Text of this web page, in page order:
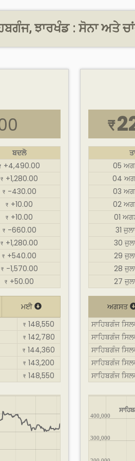
ਝਾਰਖੰਡ : ਸੋਨਾ ਅਤੇ
ਬਦਲੋ
+4,490.00
₹ +1,280.00
₹ -430.00
₹ +10.00
₹ +10.00
₹ -660.00
₹ +1,280.00
₹ +540.00
₹ -1,570.00
₹ +50.00
ਮਈ
₹ 148,550
₹ 142,780
₹ 144,360
₹ 143,200
₹ 148,550
₹
05
04
03
02
01
31
30
29
28
27
ਅਗਸਤ
ਸਾਹਿਬਗੰਜ
ਸਾਹਿਬਗੰਜ
ਸਾਹਿਬਗੰਜ
ਸਾਹਿਬਗੰਜ
ਸਾਹਿਬਗੰਜ
300,000
400,000